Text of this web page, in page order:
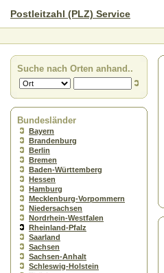
Postleitzahl (PLZ) Service
Suche nach Orten anhand..
Bundesländer
Bayern
Brandenburg
Berlin
Bremen
Baden-Württemberg
Hessen
Hamburg
Mecklenburg-Vorpommern
Niedersachsen
Nordrhein-Westfalen
Rheinland-Pfalz
Saarland
Sachsen
Sachsen-Anhalt
Schleswig-Holstein